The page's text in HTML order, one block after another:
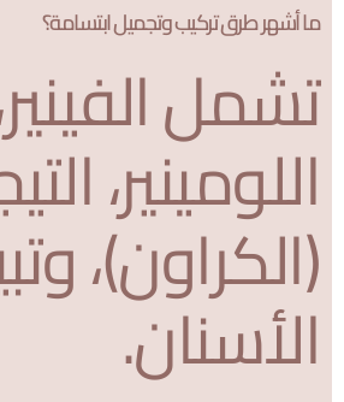
ما أشهر طرق تركيب وتجميل ابتسامة؟
تشمل
اللومينير،
(الكراون)،
الأسنان.